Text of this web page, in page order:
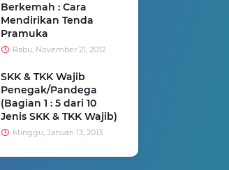
Berkemah : Cara
Mendirikan Tenda
Pramuka
Rabu, November 21, 2012
SKK & TKK Wajib
Penegak/Pandega
(Bagian 1 : 5 dari 10
Jenis SKK & TKK Wajib)
Minggu, Januari 13, 2013